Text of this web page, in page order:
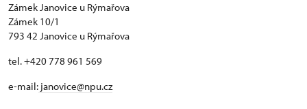
Zámek Janovice u Rýmařova
Zámek 10/1
793 42 Janovice u Rýmařova
tel. +420 778 961 569
e-mail: janovice@npu.cz